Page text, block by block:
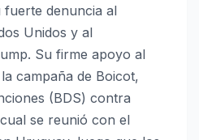
fuerte denuncia al
Unidos y al
Su firme apoyo al
campaña de Boicot,
(BDS) contra
se reunió con el